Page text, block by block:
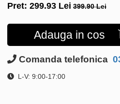
Pret: 299.93 Lei 399.90 Lei
Adauga in cos
Comanda telefonica
L-V: 9:00-17:00